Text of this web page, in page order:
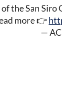
the San Siro
more 👉
—